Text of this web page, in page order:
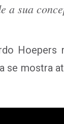
a sua
mostra